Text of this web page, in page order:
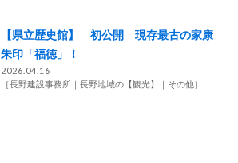
【県立歴史館】 初公開 現存最古の家康
朱印「福徳」！
2026.04.16
［長野建設事務所 長野地域の【観光】 その他］